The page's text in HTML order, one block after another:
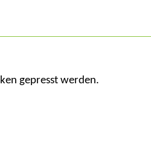
gepresst werden.